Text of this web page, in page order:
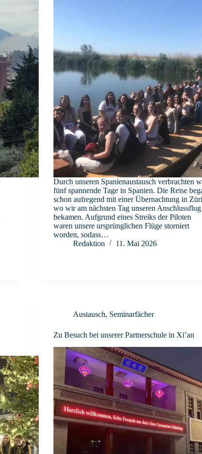
Durch unseren Spanienaustausch verbrachten
fünf spannende Tage in Spanien. Die Reise
schon aufregend mit einer Übernachtung in
wo wir am nächsten Tag unseren Anschlussflug
bekamen. Aufgrund eines Streiks der Piloten
waren unsere ursprünglichen Flüge storniert
worden, sodass…
Redaktion
11. Mai 2026
Austausch, Seminarfächer
Zu Besuch bei unserer Partnerschule in Xi’an